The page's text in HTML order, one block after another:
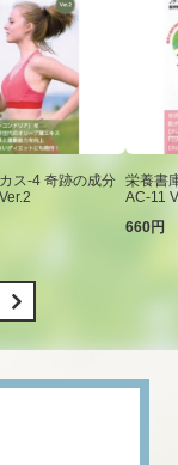
ス-4 奇跡の成分 栄養書
AC-11
660円